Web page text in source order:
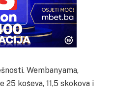
Wembanyama,
25 koševa, 11,5 skokova i